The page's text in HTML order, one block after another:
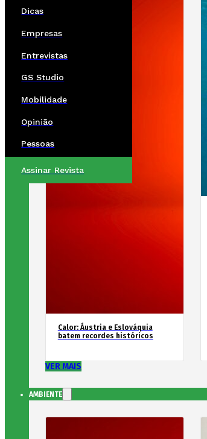
Dicas
Empresas
Entrevistas
GS Studio
Mobilidade
Opinião
Pessoas
Assinar Revista
Calor: Áustria e Eslováquia
batem recordes históricos
VER MAIS
AMBIENTE